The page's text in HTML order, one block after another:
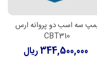
سه اسب دو پروانه ارس
CBT310
344,500,000 ریال